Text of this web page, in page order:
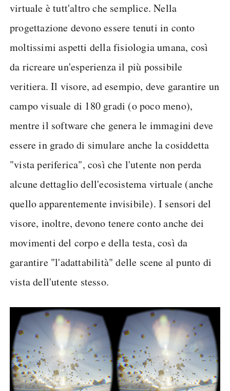
virtuale è tutt'altro che semplice. Nella
progettazione devono essere tenuti in conto
moltissimi aspetti della fisiologia umana, così
da ricreare un'esperienza il più possibile
veritiera. Il visore, ad esempio, deve garantire un
campo visuale di 180 gradi (o poco meno),
mentre il software che genera le immagini deve
essere in grado di simulare anche la cosiddetta
"vista periferica", così che l'utente non perda
alcune dettaglio dell'ecosistema virtuale (anche
quello apparentemente invisibile). I sensori del
visore, inoltre, devono tenere conto anche dei
movimenti del corpo e della testa, così da
garantire "l'adattabilità" delle scene al punto di
vista dell'utente stesso.